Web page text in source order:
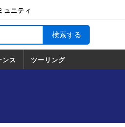
ュニティ
ンス ツーリング